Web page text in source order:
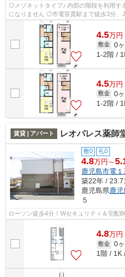
◎メゾネットタイプ♪ 内部の階段を利用す
になりません ◎市電笹貫駅まで徒歩3分、JR宇宿駅まで徒歩６分と市街地ま
でのアクセス良好です
4.5万円
敷金 0
1-2階 /
4.5万円
敷金 0
1-2階 /
賃貸 | アパート レオパレス薬師
敷0 礼0
4.8万円～
鹿児島市電
築22年 /
鹿児島県鹿
５
ローソン徒歩4分！Wセキュリティ＆宅配
4.8万円
敷金 0
1階 / 1K